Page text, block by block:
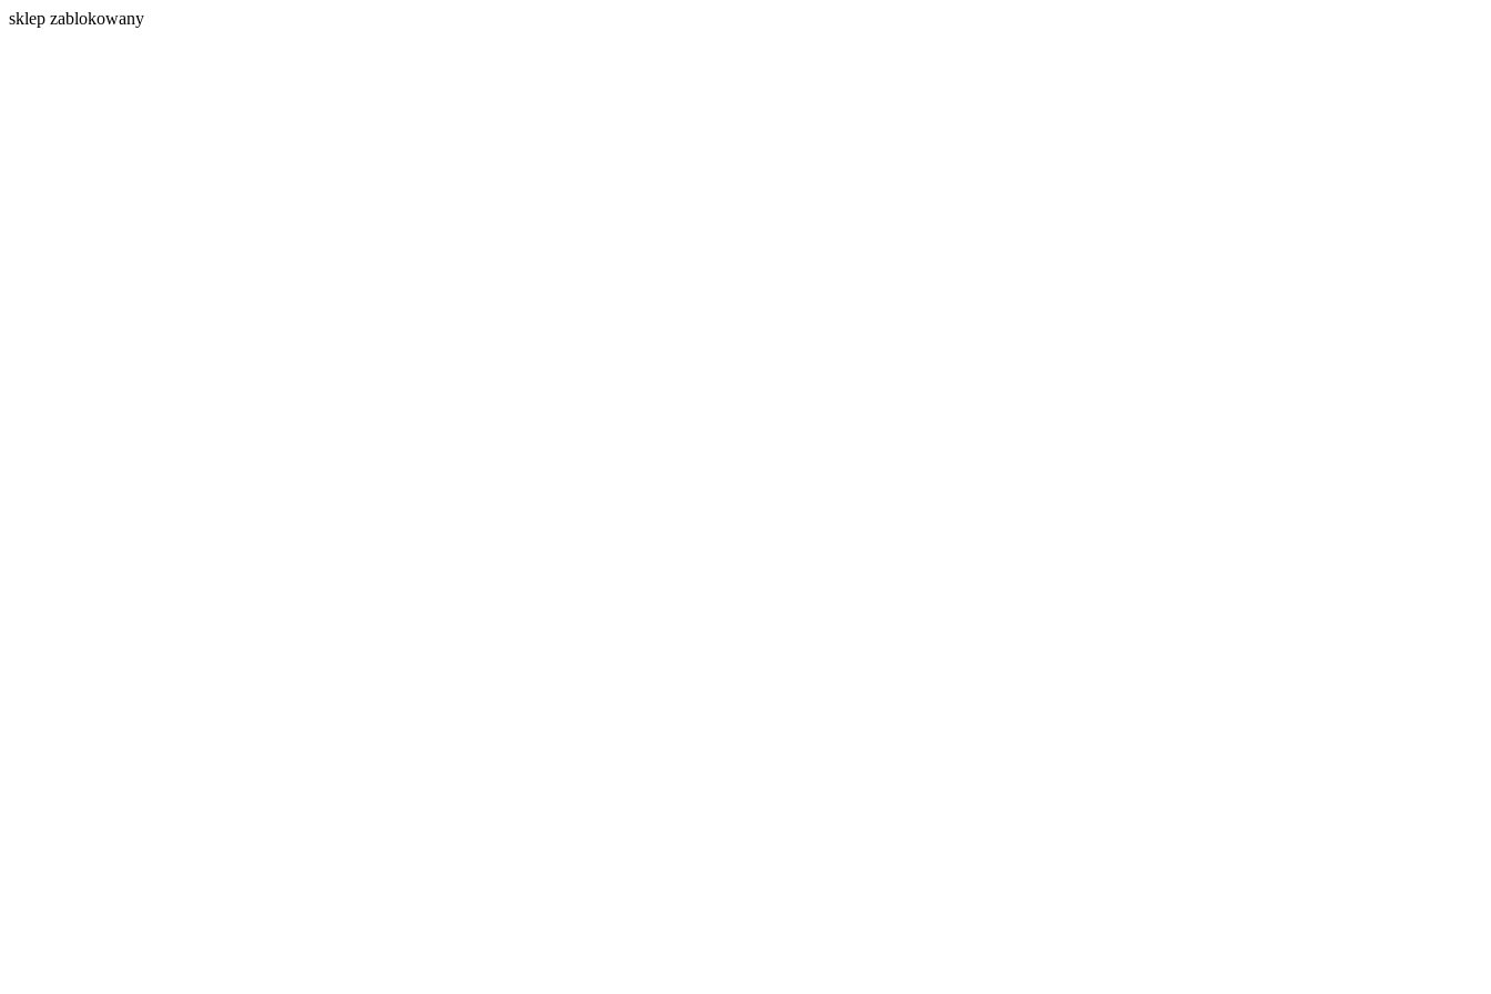
sklep zablokowany